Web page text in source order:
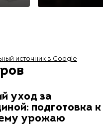
источник в Google
уход за
подготовка к
урожаю